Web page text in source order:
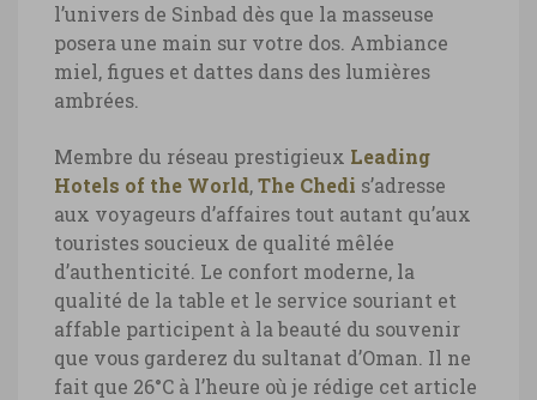
l’univers de Sinbad dès que la masseuse
posera une main sur votre dos. Ambiance
miel, figues et dattes dans des lumières
ambrées.
Membre du réseau prestigieux Leading
Hotels of the World,The Chedi s’adresse
aux voyageurs d’affaires tout autant qu’aux
touristes soucieux de qualité mêlée
d’authenticité. Le confort moderne, la
qualité de la table et le service souriant et
affable participent à la beauté du souvenir
que vous garderez du sultanat d’Oman. Il ne
fait que 26°C à l’heure où je rédige cet article